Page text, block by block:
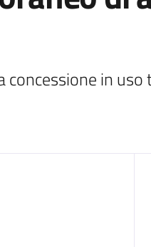
concessione in